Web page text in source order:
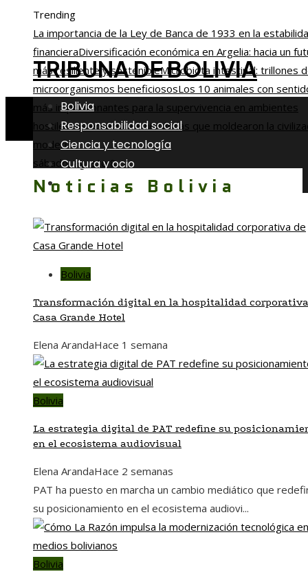
Trending
La importancia de la Ley de Banca de 1933 en la
financieraDiversificación económica en Argelia: hacia un
más resiliente y sostenibleMicrobiota intestinal: trillones
microorganismos beneficiososLos 10 animales con
más impresionantes para la supervivencia en ambientes
hostilesLas ecuaciones históricas que moldearon la
moderna
sábado, agosto 8
TRIBUNA DE BOLIVIA
Bolivia
Responsabilidad social
Ciencia y tecnología
Cultura y ocio
Inversiones y negocios
Noticias Bolivia
Bolivia
Transformación digital en la hospitalidad
Casa Grande Hotel
Elena ArandaHace 1 semana
Bolivia
La estrategia digital de PAT redefine su
en el ecosistema audiovisual
Elena ArandaHace 2 semanas
PAT ha puesto en marcha un cambio mediático que
su posicionamiento en el ecosistema audiovi...
Bolivia